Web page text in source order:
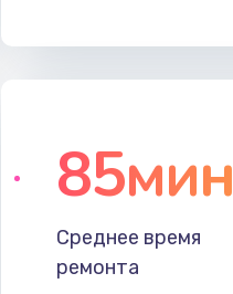
85мин
Среднее время
ремонта